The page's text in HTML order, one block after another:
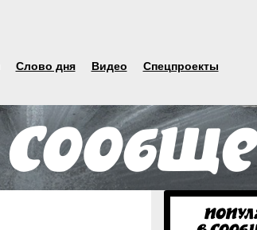
Слово дня Видео Спецпроекты